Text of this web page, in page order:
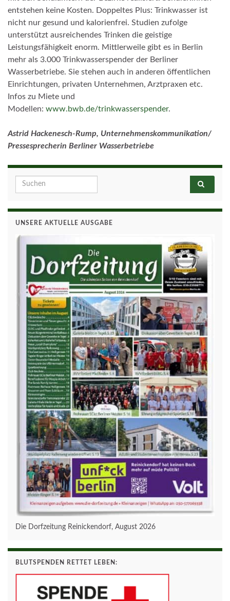
entstehen keine Kosten. Doppeltes Plus: Trinkwasser ist
nicht nur gesund und kalorienfrei. Studien zufolge
unterstützt ausreichendes Trinken die geistige
Leistungsfähigkeit enorm. Mittlerweile gibt es in Berlin
mehr als 3.000 Trinkwasserspender der Berliner
Wasserbetriebe. Sie stehen auch in anderen öffentlichen
Einrichtungen, privaten Unternehmen, Arztpraxen etc.
Infos zu Miete und
Modellen: www.bwb.de/trinkwasserspender.
Astrid Hackenesch-Rump, Unternehmenskommunikation/
Pressesprecherin Berliner Wasserbetriebe
Search for:
UNSERE AKTUELLE AUSGABE
Die Dorfzeitung Reinickendorf, August 2026
BLUTSPENDEN RETTET LEBEN: